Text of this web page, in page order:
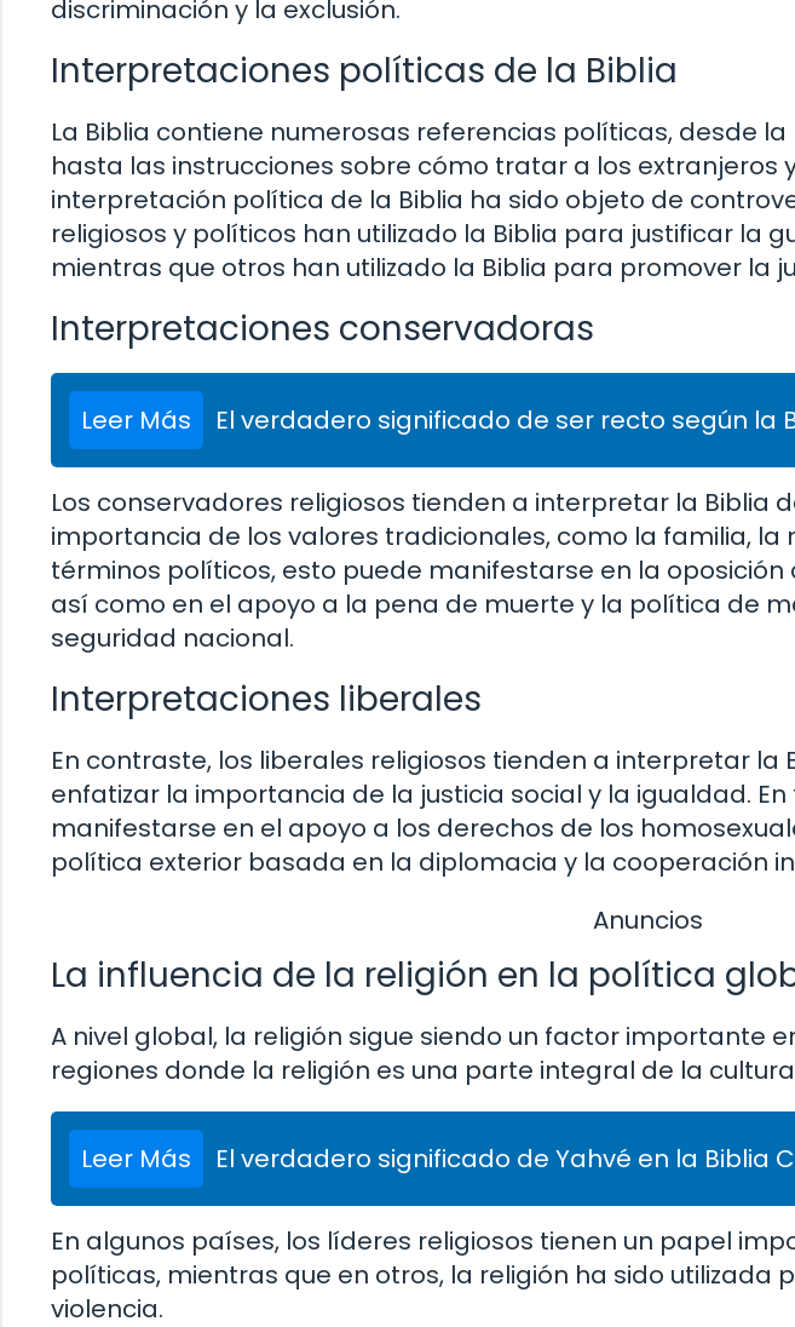
discriminación y la exclusión.
Interpretaciones políticas de la Biblia
La Biblia contiene numerosas referencias políticas, desde
hasta las instrucciones sobre cómo tratar a los extranjeros
interpretación política de la Biblia ha sido objeto de
religiosos y políticos han utilizado la Biblia para justificar la
mientras que otros han utilizado la Biblia para promover la
Interpretaciones conservadoras
Leer Más El verdadero significado de ser recto según la
Los conservadores religiosos tienden a interpretar la Biblia
importancia de los valores tradicionales, como la familia, la
términos políticos, esto puede manifestarse en la
así como en el apoyo a la pena de muerte y la política de
seguridad nacional.
Interpretaciones liberales
En contraste, los liberales religiosos tienden a interpretar
enfatizar la importancia de la justicia social y la igualdad.
manifestarse en el apoyo a los derechos de los
política exterior basada en la diplomacia y la cooperación
Anuncios
La influencia de la religión en la política
A nivel global, la religión sigue siendo un factor importante
regiones donde la religión es una parte integral de la
Leer Más El verdadero significado de Yahvé en la Biblia
En algunos países, los líderes religiosos tienen un papel
políticas, mientras que en otros, la religión ha sido utilizada
violencia.